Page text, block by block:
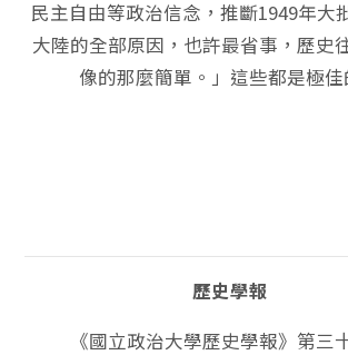
民主自由等政治信念，推斷1949年大
大陸的全部原因，也許最省事，歷史
像的那麼簡單。」這些都是極佳
歷史學報
《國立政治大學歷史學報》第三